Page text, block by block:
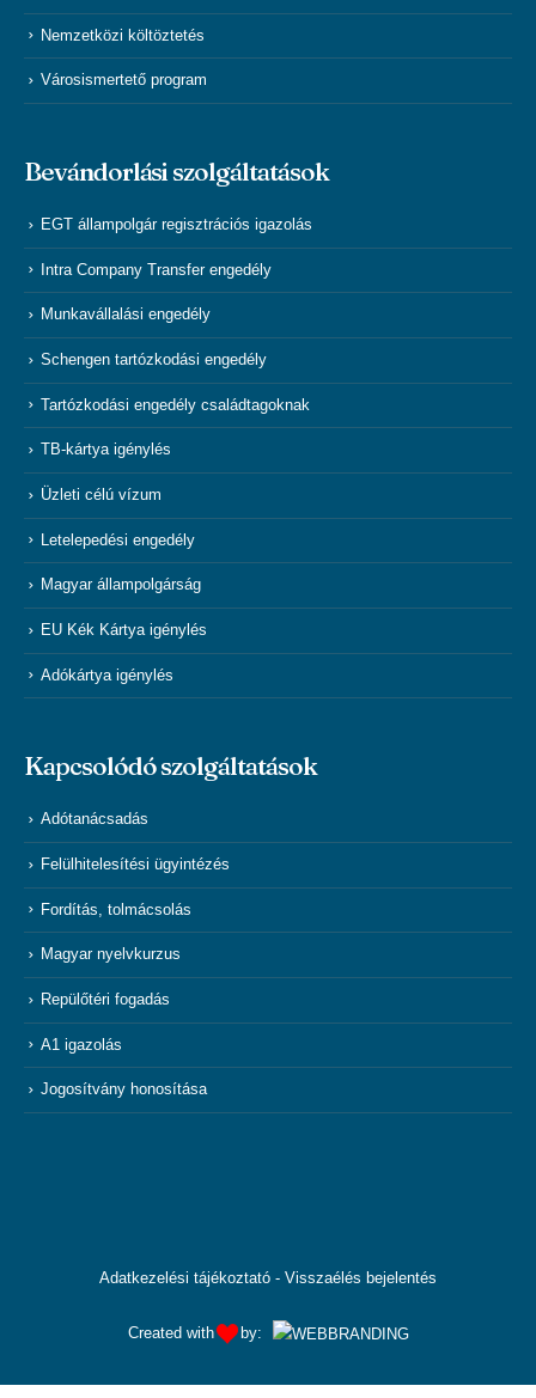
Nemzetközi költöztetés
Városismertető program
Bevándorlási szolgáltatások
EGT állampolgár regisztrációs igazolás
Intra Company Transfer engedély
Munkavállalási engedély
Schengen tartózkodási engedély
Tartózkodási engedély családtagoknak
TB-kártya igénylés
Üzleti célú vízum
Letelepedési engedély
Magyar állampolgárság
EU Kék Kártya igénylés
Adókártya igénylés
Kapcsolódó szolgáltatások
Adótanácsadás
Felülhitelesítési ügyintézés
Fordítás, tolmácsolás
Magyar nyelvkurzus
Repülőtéri fogadás
A1 igazolás
Jogosítvány honosítása
Adatkezelési tájékoztató - Visszaélés bejelentés
Created with by: